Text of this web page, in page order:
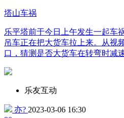
塔山车祸
乐平塔前于今日上午发生一起车
吊车正在把大货车拉上来。从视
口，猜测是否大货车在转弯时减
乐友互动
亦? 2023-03-06 16:30